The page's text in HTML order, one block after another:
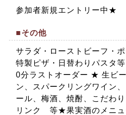
参加者新規エントリー中★
■その他
サラダ・ローストビーフ・
特製ピザ・日替わりパスタ
0分ラストオーダー ★ 生ビ
ン、スパークリングワイン
ール、梅酒、焼酎、こだわ
リンク 等★果実酒のメニュ